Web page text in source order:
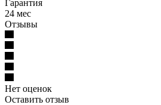
Гарантия
24 мес
Отзывы
Нет оценок
Оставить отзыв